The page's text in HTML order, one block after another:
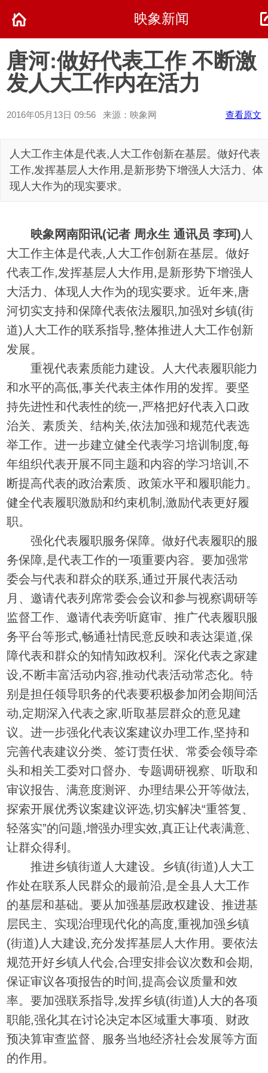
映象新闻
唐河:做好代表工作 不断激
发人大工作内在活力
2016年05月13日 09:56 来源：映象网 查看原文
人大工作主体是代表,人大工作创新在基层。做好代表
工作,发挥基层人大作用,是新形势下增强人大活力、体
现人大作为的现实要求。
映象网南阳讯(记者 周永生 通讯员 李珂) 人
大工作主体是代表,人大工作创新在基层。做好
代表工作,发挥基层人大作用,是新形势下增强人
大活力、体现人大作为的现实要求。近年来,唐
河切实支持和保障代表依法履职,加强对乡镇(街
道)人大工作的联系指导,整体推进人大工作创新
发展。
重视代表素质能力建设。人大代表履职能力
和水平的高低,事关代表主体作用的发挥。要坚
持先进性和代表性的统一,严格把好代表入口政
治关、素质关、结构关,依法加强和规范代表选
举工作。进一步建立健全代表学习培训制度,每
年组织代表开展不同主题和内容的学习培训,不
断提高代表的政治素质、政策水平和履职能力。
健全代表履职激励和约束机制,激励代表更好履
职。
强化代表履职服务保障。做好代表履职的服
务保障,是代表工作的一项重要内容。要加强常
委会与代表和群众的联系,通过开展代表活动
月、邀请代表列席常委会会议和参与视察调研等
监督工作、邀请代表旁听庭审、推广代表履职服
务平台等形式,畅通社情民意反映和表达渠道,保
障代表和群众的知情知政权利。深化代表之家建
设,不断丰富活动内容,推动代表活动常态化。特
别是担任领导职务的代表要积极参加闭会期间活
动,定期深入代表之家,听取基层群众的意见建
议。进一步强化代表议案建议办理工作,坚持和
完善代表建议分类、签订责任状、常委会领导牵
头和相关工委对口督办、专题调研视察、听取和
审议报告、满意度测评、办理结果公开等做法,
探索开展优秀议案建议评选,切实解决“重答复、
轻落实”的问题,增强办理实效,真正让代表满意、
让群众得利。
推进乡镇街道人大建设。乡镇(街道)人大工
作处在联系人民群众的最前沿,是全县人大工作
的基层和基础。要从加强基层政权建设、推进基
层民主、实现治理现代化的高度,重视加强乡镇
(街道)人大建设,充分发挥基层人大作用。要依法
规范开好乡镇人代会,合理安排会议次数和会期,
保证审议各项报告的时间,提高会议质量和效
率。要加强联系指导,发挥乡镇(街道)人大的各项
职能,强化其在讨论决定本区域重大事项、财政
预决算审查监督、服务当地经济社会发展等方面
的作用。